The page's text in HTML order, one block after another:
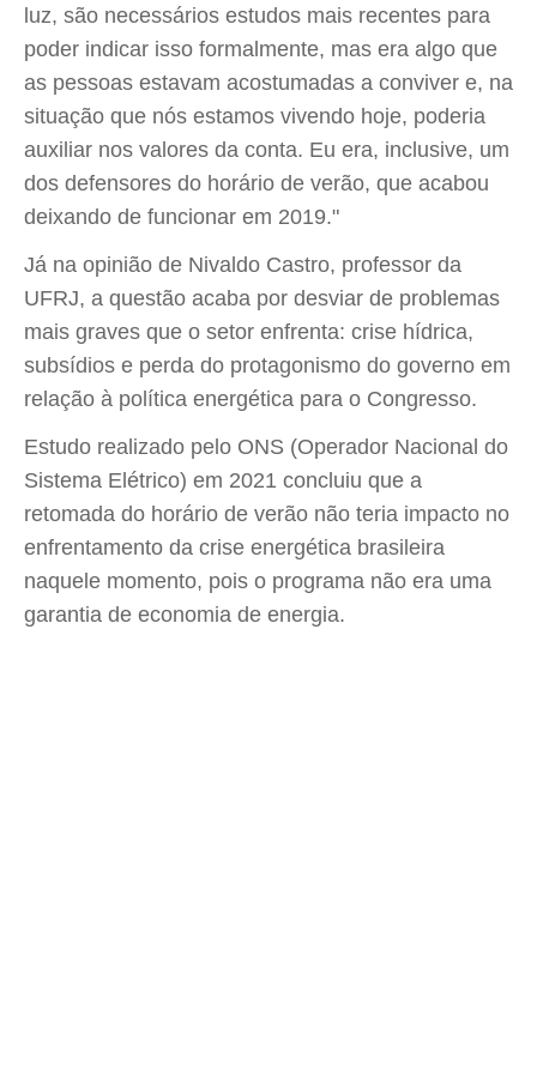
luz, são necessários estudos mais recentes para
poder indicar isso formalmente, mas era algo que
as pessoas estavam acostumadas a conviver e, na
situação que nós estamos vivendo hoje, poderia
auxiliar nos valores da conta. Eu era, inclusive, um
dos defensores do horário de verão, que acabou
deixando de funcionar em 2019."
Já na opinião de Nivaldo Castro, professor da
UFRJ, a questão acaba por desviar de problemas
mais graves que o setor enfrenta: crise hídrica,
subsídios e perda do protagonismo do governo em
relação à política energética para o Congresso.
Estudo realizado pelo ONS (Operador Nacional do
Sistema Elétrico) em 2021 concluiu que a
retomada do horário de verão não teria impacto no
enfrentamento da crise energética brasileira
naquele momento, pois o programa não era uma
garantia de economia de energia.